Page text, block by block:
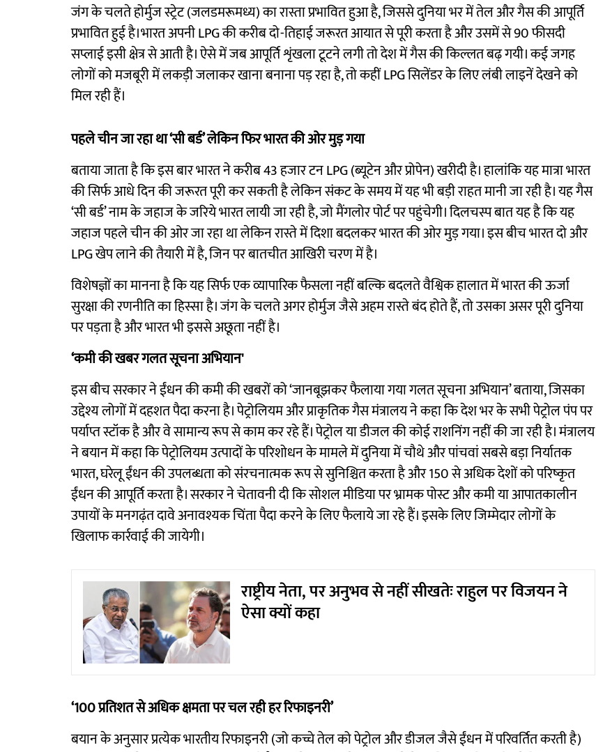
जंग के चलते होर्मुज स्ट्रेट (जलडमरूमध्य) का रास्ता प्रभावित हुआ है, जिससे दुनिया भर में तेल और गैस की आपूर्ति
प्रभावित हुई है।भारत अपनी LPG की करीब दो-तिहाई जरूरत आयात से पूरी करता है और उसमें से 90 फीसदी
सप्लाई इसी क्षेत्र से आती है। ऐसे में जब आपूर्ति शृंखला टूटने लगी तो देश में गैस की किल्लत बढ़ गयी। कई जगह
लोगों को मजबूरी में लकड़ी जलाकर खाना बनाना पड़ रहा है, तो कहीं LPG सिलेंडर के लिए लंबी लाइनें देखने को
मिल रही हैं।
पहले चीन जा रहा था ‘सी बर्ड’ लेकिन फिर भारत की ओर मुड़ गया
बताया जाता है कि इस बार भारत ने करीब 43 हजार टन LPG (ब्यूटेन और प्रोपेन) खरीदी है। हालांकि यह मात्रा भारत
की सिर्फ आधे दिन की जरूरत पूरी कर सकती है लेकिन संकट के समय में यह भी बड़ी राहत मानी जा रही है। यह गैस
‘सी बर्ड’ नाम के जहाज के जरिये भारत लायी जा रही है, जो मैंगलोर पोर्ट पर पहुंचेगी। दिलचस्प बात यह है कि यह
जहाज पहले चीन की ओर जा रहा था लेकिन रास्ते में दिशा बदलकर भारत की ओर मुड़ गया। इस बीच भारत दो और
LPG खेप लाने की तैयारी में है, जिन पर बातचीत आखिरी चरण में है।
विशेषज्ञों का मानना है कि यह सिर्फ एक व्यापारिक फैसला नहीं बल्कि बदलते वैश्विक हालात में भारत की ऊर्जा
सुरक्षा की रणनीति का हिस्सा है। जंग के चलते अगर होर्मुज जैसे अहम रास्ते बंद होते हैं, तो उसका असर पूरी दुनिया
पर पड़ता है और भारत भी इससे अछूता नहीं है।
‘कमी की खबर गलत सूचना अभियान'
इस बीच सरकार ने ईंधन की कमी की खबरों को ‘जानबूझकर फैलाया गया गलत सूचना अभियान’ बताया, जिसका
उद्देश्य लोगों में दहशत पैदा करना है। पेट्रोलियम और प्राकृतिक गैस मंत्रालय ने कहा कि देश भर के सभी पेट्रोल पंप पर
पर्याप्त स्टॉक है और वे सामान्य रूप से काम कर रहे हैं। पेट्रोल या डीजल की कोई राशनिंग नहीं की जा रही है। मंत्रालय
ने बयान में कहा कि पेट्रोलियम उत्पादों के परिशोधन के मामले में दुनिया में चौथे और पांचवां सबसे बड़ा निर्यातक
भारत, घरेलू ईंधन की उपलब्धता को संरचनात्मक रूप से सुनिश्चित करता है और 150 से अधिक देशों को परिष्कृत
ईंधन की आपूर्ति करता है। सरकार ने चेतावनी दी कि सोशल मीडिया पर भ्रामक पोस्ट और कमी या आपातकालीन
उपायों के मनगढ़ंत दावे अनावश्यक चिंता पैदा करने के लिए फैलाये जा रहे हैं। इसके लिए जिम्मेदार लोगों के
खिलाफ कार्रवाई की जायेगी।
राष्ट्रीय नेता, पर अनुभव से नहीं सीखतेः राहुल पर विजयन ने
ऐसा क्यों कहा
‘100 प्रतिशत से अधिक क्षमता पर चल रही हर रिफाइनरी’
बयान के अनुसार प्रत्येक भारतीय रिफाइनरी (जो कच्चे तेल को पेट्रोल और डीजल जैसे ईंधन में परिवर्तित करती है)